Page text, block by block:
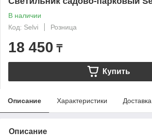
В наличии
Код: Selvi
Розница
18 450 ₸
Купить
Описание Характеристики Доставка
Описание